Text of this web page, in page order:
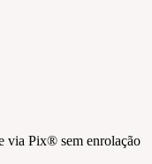
via Pix® sem enrolação